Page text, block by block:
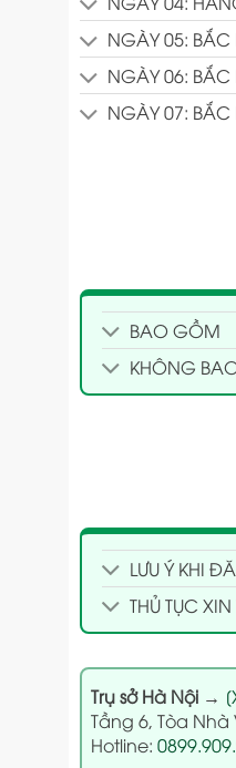
NGÀY 05: BẮC
NGÀY 06: BẮC
NGÀY 07:
BAO GỒM
KHÔNG
LƯU Ý KHI
THỦ TỤC
Trụ sở Hà Nội→
Tầng 6, Tòa Nhà
Hotline: